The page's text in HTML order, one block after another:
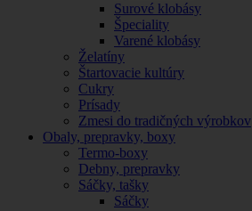
Surové klobásy
Špeciality
Varené klobásy
Želatíny
Štartovacie kultúry
Cukry
Prísady
Zmesi do tradičných výrobkov
Obaly, prepravky, boxy
Termo-boxy
Debny, prepravky
Sáčky, tašky
Sáčky